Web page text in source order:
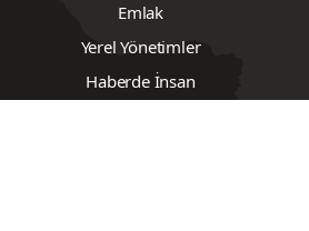
Emlak
Yerel Yönetimler
Haberde İnsan